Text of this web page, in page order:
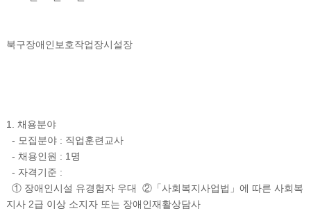
북구장애인보호작업장시설장
1. 채용분야
- 모집분야 : 직업훈련교사
- 채용인원 : 1명
- 자격기준 :
① 장애인시설 유경험자 우대 ②「사회복지사업법」에 따른 사회복
지사 2급 이상 소지자 또는 장애인재활상담사